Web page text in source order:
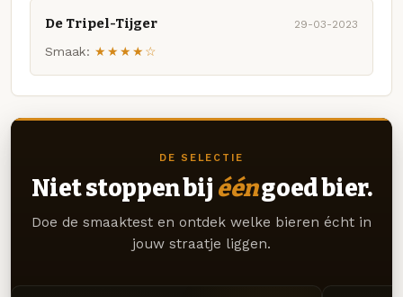
De Tripel-Tijger 29-03-2023
Smaak: ★★★★☆
DE SELECTIE
Niet stoppen bij ééngoed bier.
Doe de smaaktest en ontdek welke bieren écht in
jouw straatje liggen.